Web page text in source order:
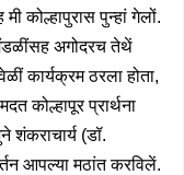
कोल्हापुरास पुन्हां गेलों.
अगोदरच तेथें
कार्यक्रम ठरला होता,
कोल्हापूर प्रार्थना
शंकराचार्य (डॉ.
आपल्या मठांत करविलें.